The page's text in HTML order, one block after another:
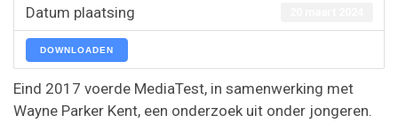
Datum plaatsing
DOWNLOADEN
Eind 2017 voerde MediaTest, in samenwerking met
Wayne Parker Kent, een onderzoek uit onder jongeren.